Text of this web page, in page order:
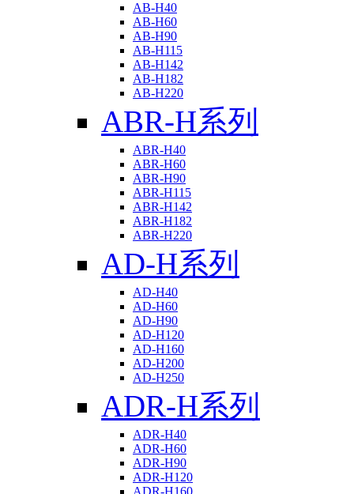
AB-H40
AB-H60
AB-H90
AB-H115
AB-H142
AB-H182
AB-H220
ABR-H系列
ABR-H40
ABR-H60
ABR-H90
ABR-H115
ABR-H142
ABR-H182
ABR-H220
AD-H系列
AD-H40
AD-H60
AD-H90
AD-H120
AD-H160
AD-H200
AD-H250
ADR-H系列
ADR-H40
ADR-H60
ADR-H90
ADR-H120
ADR-H160